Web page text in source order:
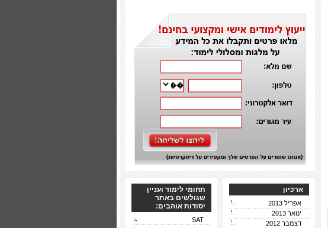
ארכיון
אפריל 2013
ינואר 2013
דצמבר 2012
תחומי לימוד ועניין
שגולשים באתר
יסודות אוהבים:
SAT